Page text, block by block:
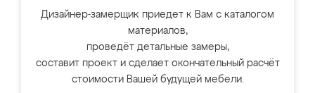
Дизайнер-замерщик приедет к Вам с каталогом
материалов,
проведёт детальные замеры,
составит проект и сделает окончательный расчёт
стоимости Вашей будущей мебели.